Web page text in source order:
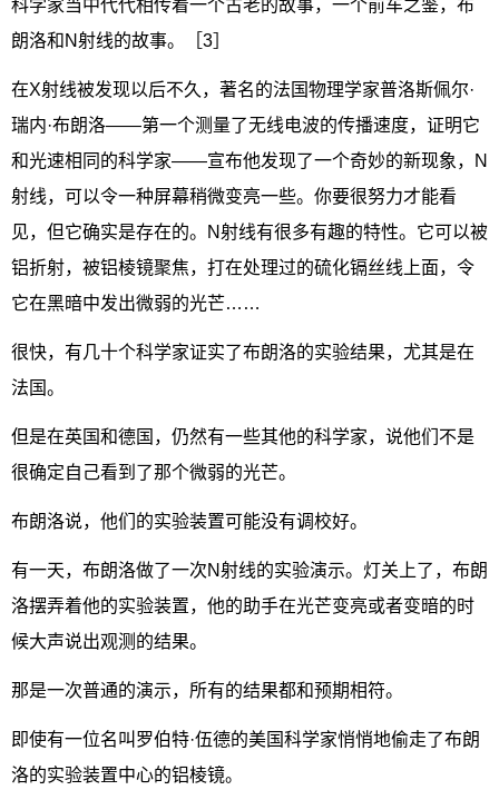
科学家当中代代相传着一个古老的故事，一个前车之鉴，布
朗洛和N射线的故事。［3］
在X射线被发现以后不久，著名的法国物理学家普洛斯佩尔·
瑞内·布朗洛——第一个测量了无线电波的传播速度，证明它
和光速相同的科学家——宣布他发现了一个奇妙的新现象，N
射线，可以令一种屏幕稍微变亮一些。你要很努力才能看
见，但它确实是存在的。N射线有很多有趣的特性。它可以被
铝折射，被铝棱镜聚焦，打在处理过的硫化镉丝线上面，令
它在黑暗中发出微弱的光芒……
很快，有几十个科学家证实了布朗洛的实验结果，尤其是在
法国。
但是在英国和德国，仍然有一些其他的科学家，说他们不是
很确定自己看到了那个微弱的光芒。
布朗洛说，他们的实验装置可能没有调校好。
有一天，布朗洛做了一次N射线的实验演示。灯关上了，布朗
洛摆弄着他的实验装置，他的助手在光芒变亮或者变暗的时
候大声说出观测的结果。
那是一次普通的演示，所有的结果都和预期相符。
即使有一位名叫罗伯特·伍德的美国科学家悄悄地偷走了布朗
洛的实验装置中心的铝棱镜。